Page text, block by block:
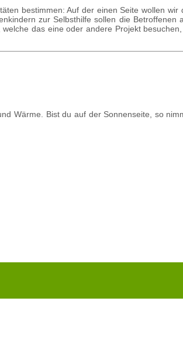
bestimmen: Auf der einen Seite wollen
zur Selbst­­hilfe sollen die
das eine oder andere Projekt
Wärme. Bist du auf der Sonnenseite, so